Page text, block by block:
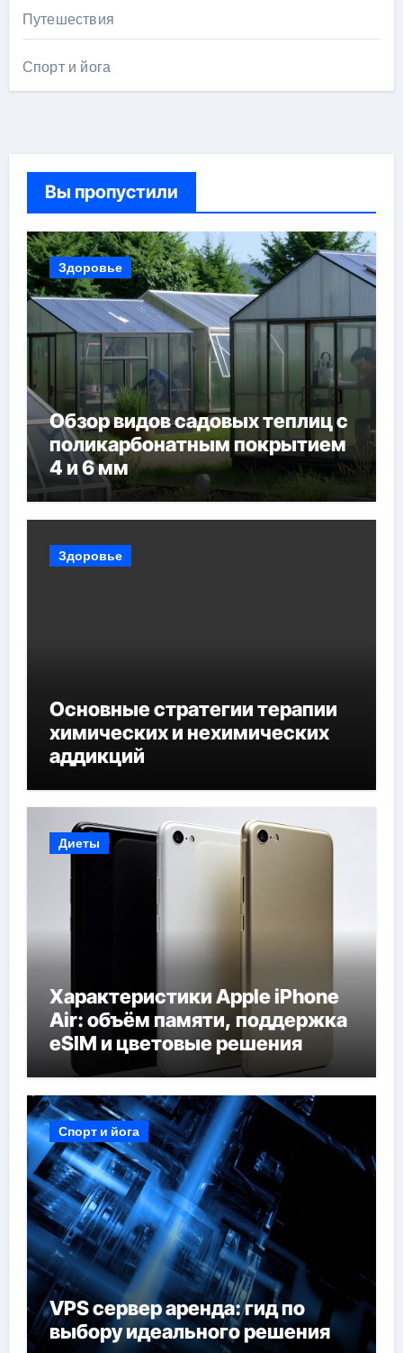
Путешествия
Спорт и йога
Вы пропустили
Здоровье
Обзор видов садовых теплиц с
поликарбонатным покрытием
4 и 6 мм
Здоровье
Основные стратегии терапии
химических и нехимических
аддикций
Диеты
Характеристики Apple iPhone
Air: объём памяти, поддержка
eSIM и цветовые решения
Спорт и йога
VPS сервер аренда: гид по
выбору идеального решения